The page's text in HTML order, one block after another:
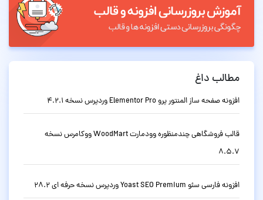
مطالب داغ
افزونه صفحه ساز المنتور پرو Elementor Pro وردپرس نسخه 4.2.1
قالب فروشگاهی چندمنظوره وودمارت WoodMart ووکامرس نسخه
8.5.7
افزونه فارسی سئو Yoast SEO Premium وردپرس نسخه حرفه ای 28.2